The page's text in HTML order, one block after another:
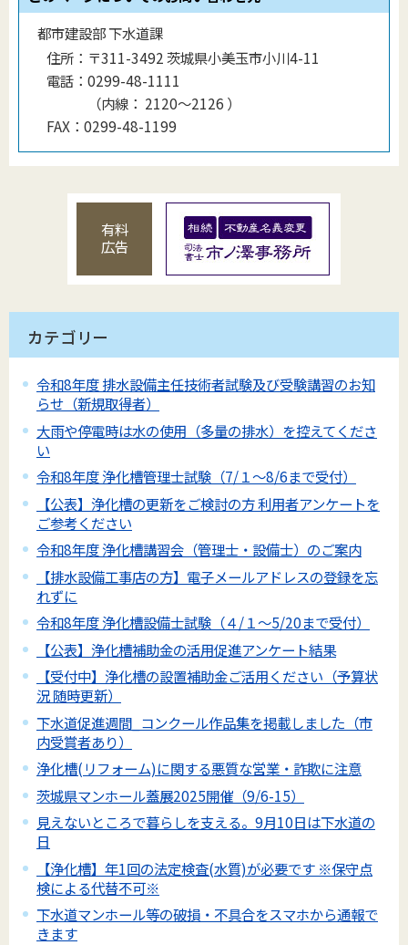
都市建設部 下水道課
住所： 〒311-3492 茨城県小美玉市小川4-11
電話： 0299-48-1111
（内線 ： 2120〜2126 ）
FAX： 0299-48-1199
有料
広告
カテゴリー
令和8年度 排水設備主任技術者試験及び受験講習のお知
らせ（新規取得者）
大雨や停電時は水の使用（多量の排水）を控えてくださ
い
令和8年度 浄化槽管理士試験（7/１～8/6まで受付）
【公表】浄化槽の更新をご検討の方 利用者アンケートを
ご参考ください
令和8年度 浄化槽講習会（管理士・設備士）のご案内
【排水設備工事店の方】電子メールアドレスの登録を忘
れずに
令和8年度 浄化槽設備士試験（４/１～5/20まで受付）
【公表】浄化槽補助金の活用促進アンケート結果
【受付中】浄化槽の設置補助金ご活用ください（予算状
況 随時更新）
下水道促進週間_コンクール作品集を掲載しました（市
内受賞者あり）
浄化槽(リフォーム)に関する悪質な営業・詐欺に注意
茨城県マンホール蓋展2025開催（9/6-15）
見えないところで暮らしを支える。9月10日は下水道の
日
【浄化槽】年1回の法定検査(水質)が必要です ※保守点
検による代替不可※
下水道マンホール等の破損・不具合をスマホから通報で
きます